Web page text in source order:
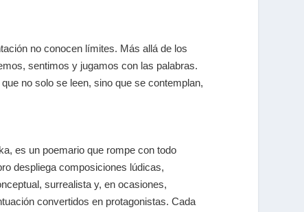
no conocen límites. Más allá de los
sentimos y jugamos con las palabras.
no solo se leen, sino que se contemplan,
es un poemario que rompe con todo
despliega composiciones lúdicas,
surrealista y, en ocasiones,
convertidos en protagonistas. Cada